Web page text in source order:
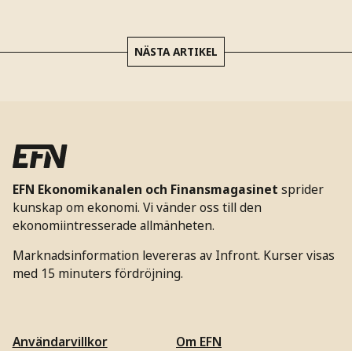
NÄSTA ARTIKEL
EFN Ekonomikanalen och Finansmagasinet sprider
kunskap om ekonomi. Vi vänder oss till den
ekonomiintresserade allmänheten.
Marknadsinformation levereras av Infront. Kurser visas
med 15 minuters fördröjning.
Användarvillkor
Om EFN